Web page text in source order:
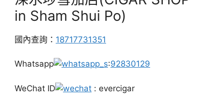
in Sham Shui Po)
國內查詢： 18717731351
Whatsapp :92830129
WeChat ID : evercigar